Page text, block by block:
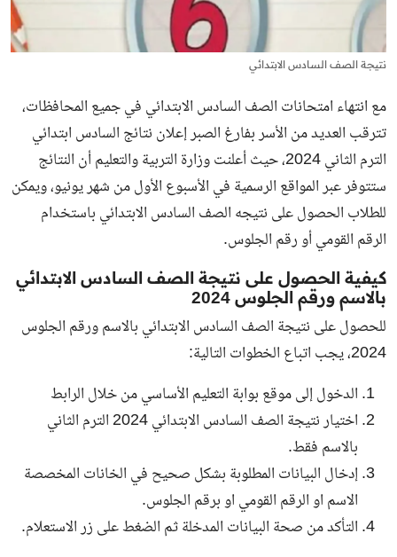
نتيجة الصف السادس الابتدائي
مع انتهاء امتحانات الصف السادس الابتدائي في جميع المحافظات،
تترقب العديد من الأسر بفارغ الصبر إعلان نتائج السادس ابتدائي
الترم الثاني 2024، حيث أعلنت وزارة التربية والتعليم أن النتائج
ستتوفر عبر المواقع الرسمية في الأسبوع الأول من شهر يونيو، ويمكن
للطلاب الحصول على نتيجه الصف السادس الابتدائي باستخدام
الرقم القومي أو رقم الجلوس.
كيفية الحصول على نتيجة الصف السادس الابتدائي
بالاسم ورقم الجلوس 2024
للحصول على نتيجة الصف السادس الابتدائي بالاسم ورقم الجلوس
2024، يجب اتباع الخطوات التالية:
الدخول إلى موقع بوابة التعليم الأساسي من خلال الرابط
اختيار نتيجة الصف السادس الابتدائي 2024 الترم الثاني
بالاسم فقط.
إدخال البيانات المطلوبة بشكل صحيح في الخانات المخصصة
الاسم او الرقم القومي او برقم الجلوس.
التأكد من صحة البيانات المدخلة ثم الضغط على زر الاستعلام.